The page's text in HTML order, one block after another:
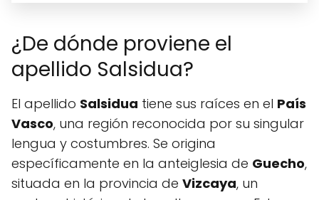
¿De dónde proviene el
apellido Salsidua?
El apellido Salsidua tiene sus raíces en el País
Vasco, una región reconocida por su singular
lengua y costumbres. Se origina
específicamente en la anteiglesia de Guecho,
situada en la provincia de Vizcaya, un